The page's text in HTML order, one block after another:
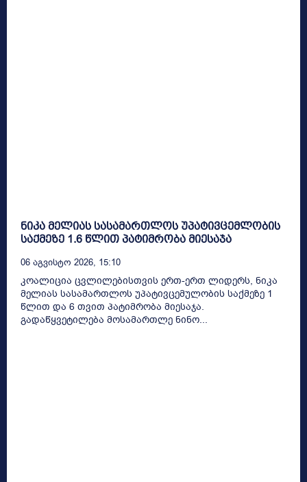
ნიკა მელიას სასამართლოს უპატივცემლობის
საქმეზე 1.6 წლით პატიმრობა მიესაჯა
06 Აგვისტო 2026, 15:10
კოალიცია ცვლილებისთვის ერთ-ერთ ლიდერს, ნიკა
მელიას სასამართლოს უპატივცემულობის საქმეზე 1
წლით და 6 თვით პატიმრობა მიესაჯა.
გადაწყვეტილება მოსამართლე ნინო...